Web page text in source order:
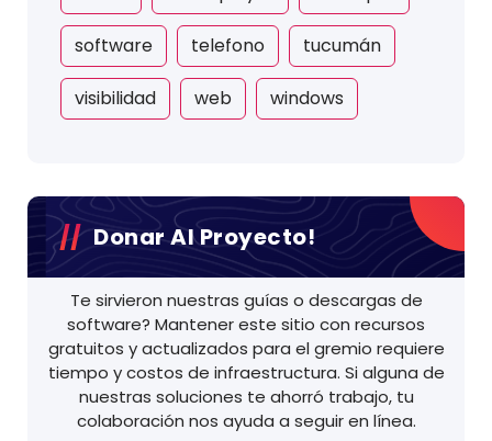
software telefono tucumán
visibilidad web windows
Donar Al Proyecto!
Te sirvieron nuestras guías o descargas de
software? Mantener este sitio con recursos
gratuitos y actualizados para el gremio requiere
tiempo y costos de infraestructura. Si alguna de
nuestras soluciones te ahorró trabajo, tu
colaboración nos ayuda a seguir en línea.